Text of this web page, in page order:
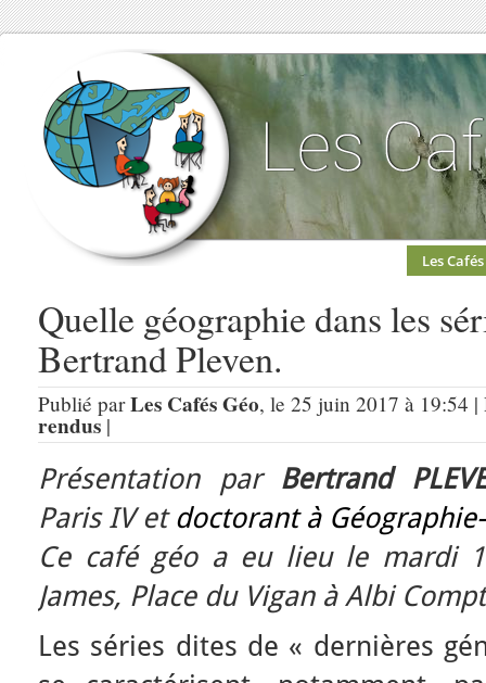
Les Cafés
Quelle géographie dans les
Bertrand Pleven.
Publié parLes Cafés Géo, le 25 juin 2017 à 19:54
rendus|
Présentation parBertrand
Paris IV et doctorant à
Ce café géo a eu lieu le mardi
James, Place du Vigan à Albi
Les séries dites de « dernières